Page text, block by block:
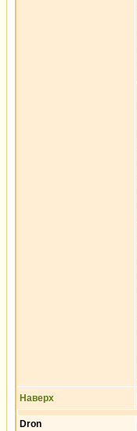
Наверх
Dron